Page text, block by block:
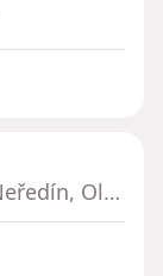
Jílová, Olomouc - Neředín, Olomoucký kraj